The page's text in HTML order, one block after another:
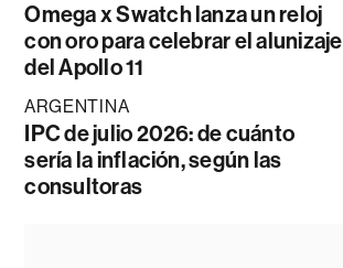
Omega x Swatch lanza un reloj
con oro para celebrar el alunizaje
del Apollo 11
ARGENTINA
IPC de julio 2026: de cuánto
sería la inflación, según las
consultoras